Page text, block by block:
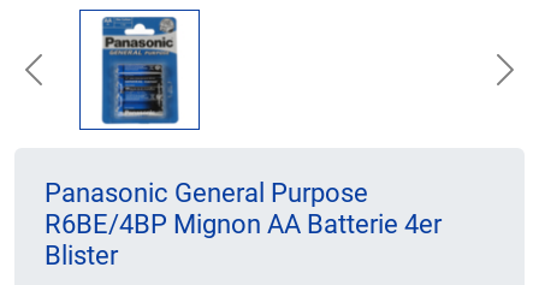
Previous
Panasonic General Purpose
R6BE/4BP Mignon AA Batterie 4er
Blister